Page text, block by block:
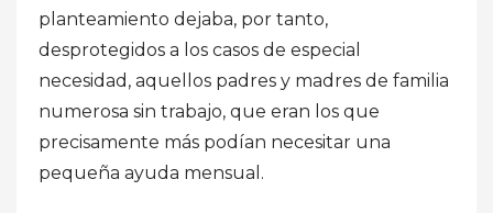
planteamiento dejaba, por tanto,
desprotegidos a los casos de especial
necesidad, aquellos padres y madres de familia
numerosa sin trabajo, que eran los que
precisamente más podían necesitar una
pequeña ayuda mensual.